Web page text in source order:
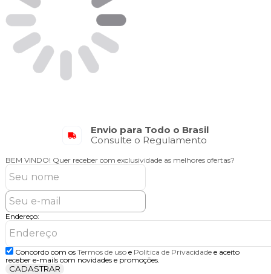
Envio para Todo o Brasil
Consulte o Regulamento
BEM VINDO! Quer receber com exclusividade as melhores ofertas?
Endereço:
Concordo com os Termos de usoe Politica de Privacidadee aceito
receber e-mails com novidades e promoções.
CADASTRAR